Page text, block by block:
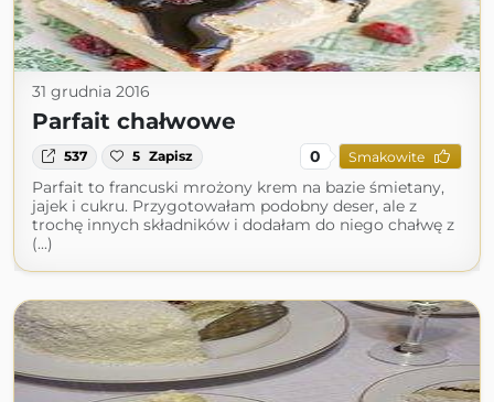
31 grudnia 2016
Parfait chałwowe
537 5 Zapisz 0 Smakowite
Parfait to francuski mrożony krem na bazie śmietany,
jajek i cukru. Przygotowałam podobny deser, ale z
trochę innych składników i dodałam do niego chałwę z
(...)